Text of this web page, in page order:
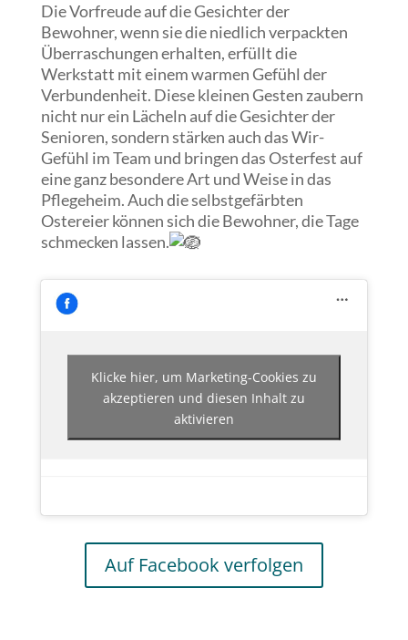
Die Vorfreude auf die Gesichter der
Bewohner, wenn sie die niedlich verpackten
Überraschungen erhalten, erfüllt die
Werkstatt mit einem warmen Gefühl der
Verbundenheit. Diese kleinen Gesten zaubern
nicht nur ein Lächeln auf die Gesichter der
Senioren, sondern stärken auch das Wir-
Gefühl im Team und bringen das Osterfest auf
eine ganz besondere Art und Weise in das
Pflegeheim. Auch die selbstgefärbten
Ostereier können sich die Bewohner, die Tage
schmecken lassen.
Klicke hier, um Marketing-Cookies zu
akzeptieren und diesen Inhalt zu
aktivieren
Auf Facebook verfolgen